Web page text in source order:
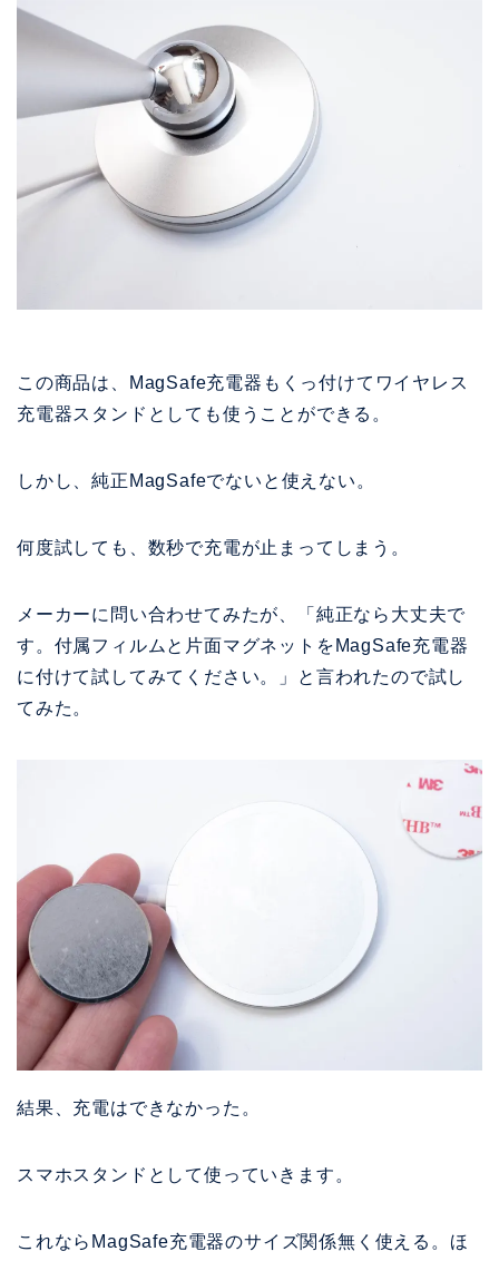
この商品は、MagSafe充電器もくっ付けてワイヤレス
充電器スタンドとしても使うことができる。
しかし、純正MagSafeでないと使えない。
何度試しても、数秒で充電が止まってしまう。
メーカーに問い合わせてみたが、「純正なら大丈夫で
す。付属フィルムと片面マグネットをMagSafe充電器
に付けて試してみてください。」と言われたので試し
てみた。
結果、充電はできなかった。
スマホスタンドとして使っていきます。
これならMagSafe充電器のサイズ関係無く使える。ほ